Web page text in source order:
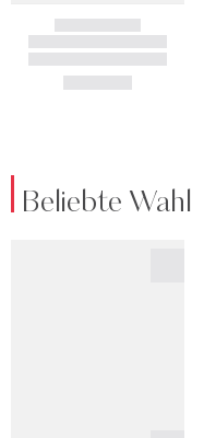
Beliebte Wahl